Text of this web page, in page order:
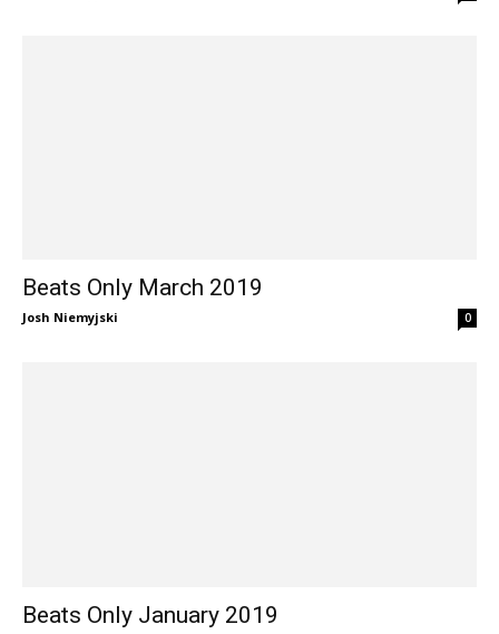
Beats Only March 2019
Josh Niemyjski 0
Beats Only January 2019